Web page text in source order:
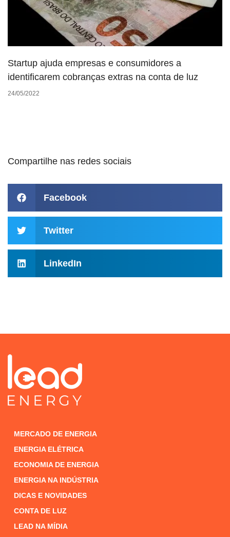
Startup ajuda empresas e consumidores a
identificarem cobranças extras na conta de luz
24/05/2022
Compartilhe nas redes sociais
Facebook
Twitter
LinkedIn
MERCADO DE ENERGIA
ENERGIA ELÉTRICA
ECONOMIA DE ENERGIA
ENERGIA NA INDÚSTRIA
DICAS E NOVIDADES
CONTA DE LUZ
LEAD NA MÍDIA